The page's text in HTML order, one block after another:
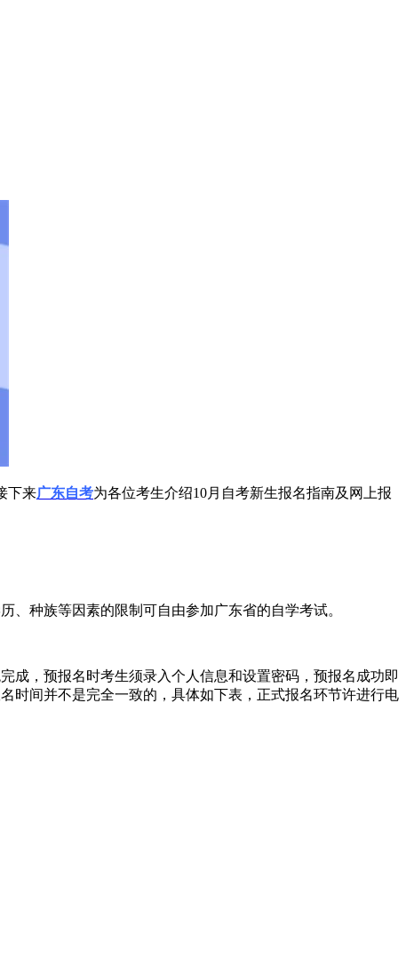
下来广东自考为各位考生介绍10月自考新生报名指南及网上报
种族等因素的限制可自由参加广东省的自学考试。
，预报名时考生须录入个人信息和设置密码，预报名成功即
时间并不是完全一致的，具体如下表，正式报名环节许进行电